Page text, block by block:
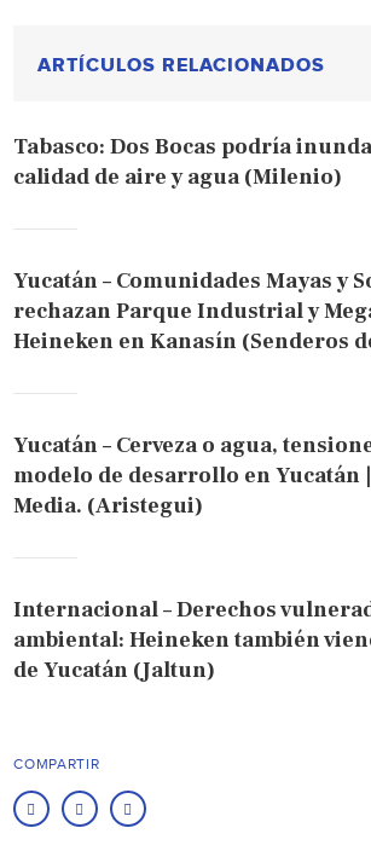
ARTÍCULOS RELACIONADOS
Tabasco: Dos Bocas podría
calidad de aire y agua (Milenio)
Yucatán – Comunidades Mayas y
rechazan Parque Industrial y
Heineken en Kanasín (Senderos
Yucatán – Cerveza o agua,
modelo de desarrollo en Yucatán
Media. (Aristegui)
Internacional – Derechos
ambiental: Heineken también
de Yucatán (Jaltun)
COMPARTIR